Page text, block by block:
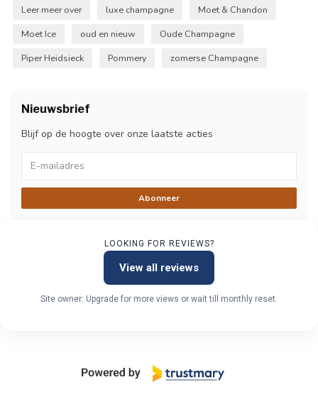
Leer meer over
luxe champagne
Moet & Chandon
Moet Ice
oud en nieuw
Oude Champagne
Piper Heidsieck
Pommery zomerse Champagne
Nieuwsbrief
Blijf op de hoogte over onze laatste acties
Abonneer
LOOKING FOR REVIEWS?
View all reviews
Site owner: Upgrade for more views or wait till monthly reset.